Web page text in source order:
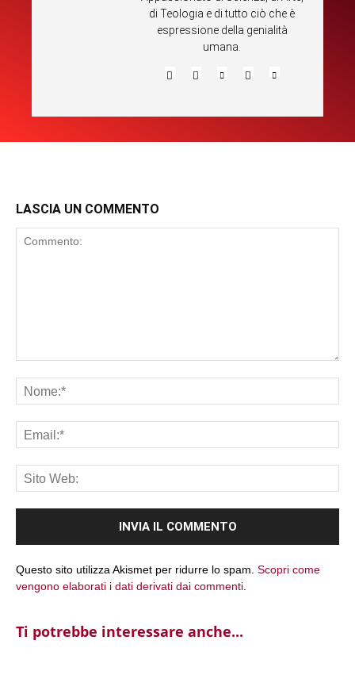
di Teologia e di tutto ciò che è
espressione della genialità
umana.
LASCIA UN COMMENTO
Questo sito utilizza Akismet per ridurre lo spam. Scopri come
vengono elaborati i dati derivati dai commenti
Ti potrebbe interessare anche...